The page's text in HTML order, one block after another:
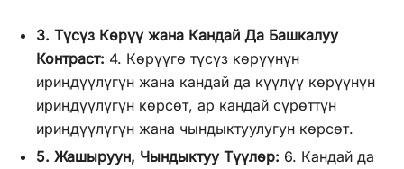
3. Түсүз Көрүү жана Кандай Да Башкалуу
Контраст: 4. Көрүүгө түсүз көрүүнүн
ириңдүүлүгүн жана кандай да күүлүү көрүүнүн
ириңдүүлүгүн көрсөт, ар кандай сүрөттүн
ириңдүүлүгүн жана чындыктуулугун көрсөт.
5. Жашыруун, Чындыктуу Түүлөр: 6. Кандай да